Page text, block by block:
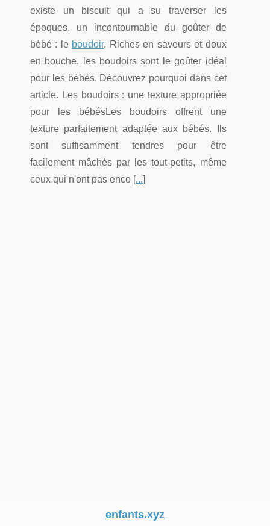
existe un biscuit qui a su traverser les
époques, un incontournable du goûter de
bébé : le boudoir. Riches en saveurs et doux
en bouche, les boudoirs sont le goûter idéal
pour les bébés. Découvrez pourquoi dans cet
article. Les boudoirs : une texture appropriée
pour les bébésLes boudoirs offrent une
texture parfaitement adaptée aux bébés. Ils
sont suffisamment tendres pour être
facilement mâchés par les tout-petits, même
ceux qui n'ont pas enco [...]
enfants.xyz